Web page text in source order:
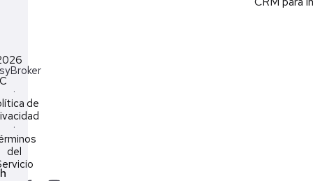
·
de
·
del